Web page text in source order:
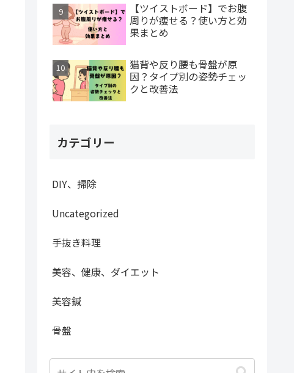
【ツイストボード】でお腹
周りが痩せる？使い方と効
果まとめ
猫背や反り腰も骨盤が原
因？タイプ別の姿勢チェッ
クと改善法
カテゴリー
DIY、掃除
Uncategorized
手抜き料理
美容、健康、ダイエット
美容鍼
骨盤